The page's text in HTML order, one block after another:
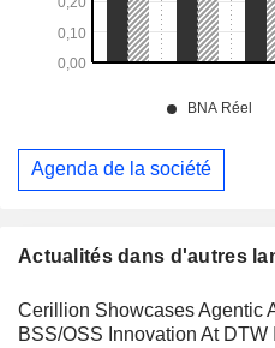
Actualités dans d'autres
Cerillion Showcases Agentic
BSS/OSS Innovation At DTW
Agenda de la société